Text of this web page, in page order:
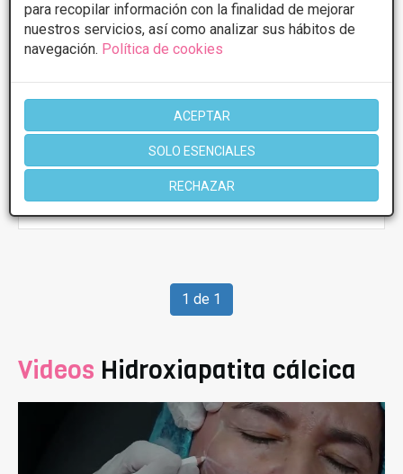
para recopilar información con la finalidad de mejorar
nuestros servicios, así como analizar sus hábitos de
navegación. Política de cookies
ACEPTAR
SOLO ESENCIALES
RECHAZAR
CONSULTAR/CITA/PRESUPUESTO
9:00 - 20:00
9:00 - 20:00
Más información
1 de 1
Videos Hidroxiapatita cálcica